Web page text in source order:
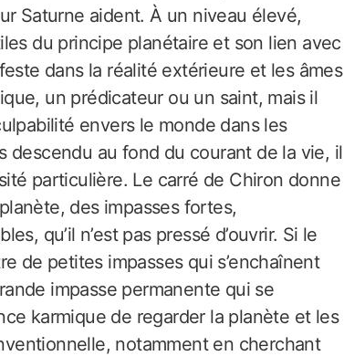
Saturne aident. À un niveau élevé,
du principe planétaire et son lien avec
dans la réalité extérieure et les âmes
un prédicateur ou un saint, mais il
envers le monde dans les
descendu au fond du courant de la vie, il
particulière. Le carré de Chiron donne
des impasses fortes,
qu’il n’est pas pressé d’ouvrir. Si le
de petites impasses qui s’enchaînent
impasse permanente qui se
karmique de regarder la planète et les
notamment en cherchant